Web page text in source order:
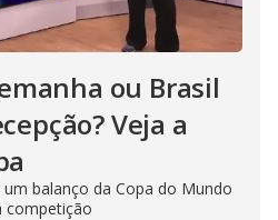
ou Brasil
Veja a
balanço da Copa do Mundo
competição